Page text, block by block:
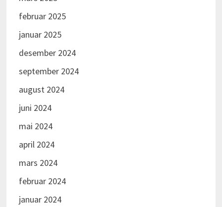
også få takke grunneiere som stilte terreng til
rådighet.
februar 2025
januar 2025
desember 2024
september 2024
august 2024
juni 2024
mai 2024
april 2024
mars 2024
februar 2024
januar 2024